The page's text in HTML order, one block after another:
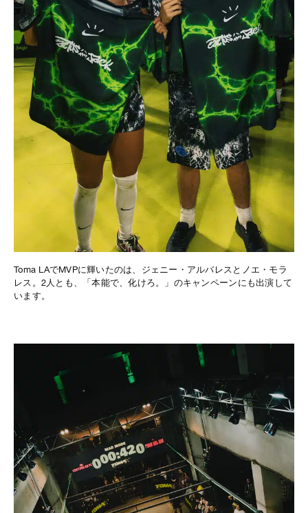
Toma LAでMVPに輝いたのは、ジェニー・アルバレスとノエ・モラ
レス。2人とも、「本能で、化けろ。」のキャンペーンにも出演して
います。